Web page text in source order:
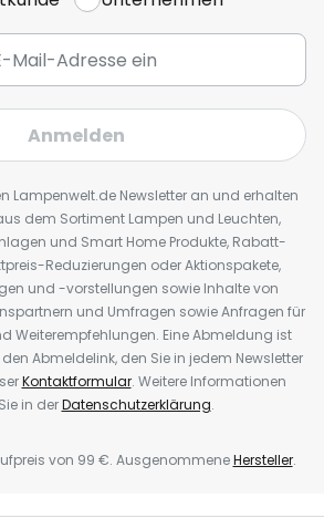
Anmelden
Lampenwelt.de Newsletter an und erhalten
dem Sortiment Lampen und Leuchten,
und Smart Home Produkte, Rabatt-
Reduzierungen oder Aktionspakete,
und -vorstellungen sowie Inhalte von
und Umfragen sowie Anfragen für
Weiterempfehlungen. Eine Abmeldung ist
Abmeldelink, den Sie in jedem Newsletter
Kontaktformular. Weitere Informationen
in derDatenschutzerklärung.
von 99 €. AusgenommeneHersteller.